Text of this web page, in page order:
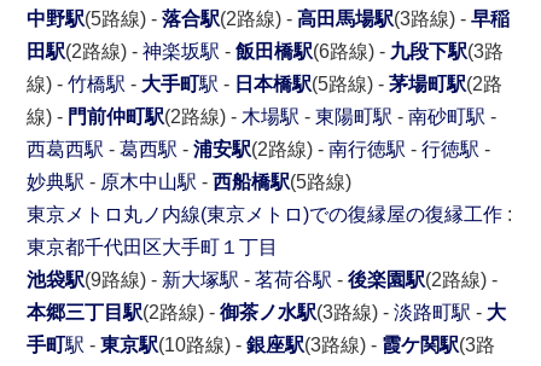
中野駅(5路線) -落合駅(2路線) -高田馬場駅(3路線) -早稲
田駅(2路線) -神楽坂駅 -飯田橋駅(6路線) - 九段下駅(3路
線) -竹橋駅 - 大手町駅 - 日本橋駅(5路線) -茅場町駅(2路
線) - 門前仲町駅(2路線) - 木場駅 -東陽町駅 -南砂町駅 -
西葛西駅 -葛西駅 -浦安駅(2路線) -南行徳駅 -行徳駅 -
妙典駅 - 原木中山駅 -西船橋駅(5路線)
東京メトロ丸ノ内線(東京メトロ)での復縁屋の復縁工作 :
東京都千代田区大手町１丁目
池袋駅(9路線) - 新大塚駅 -茗荷谷駅 -後楽園駅(2路線) -
本郷三丁目駅(2路線) -御茶ノ水駅(3路線) -淡路町駅 - 大
手町駅 -東京駅(10路線) -銀座駅(3路線) - 霞ケ関駅(3路